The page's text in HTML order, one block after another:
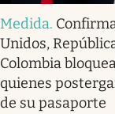
Medida.
Unidos,
Colombia
quienes
de su pasaporte